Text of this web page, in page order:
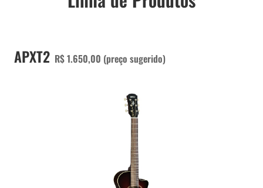
APXT2 R$ 1.650,00 (preço sugerido)